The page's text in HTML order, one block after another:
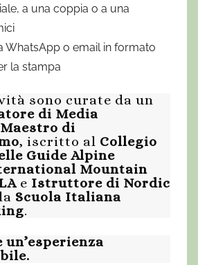
a una coppia o a una
WhatsApp o email in formato
la stampa
sono curate da un
di Media
di
, iscritto al Collegio
Guide Alpine
Mountain
e Istruttore di Nordic
Scuola Italiana
.